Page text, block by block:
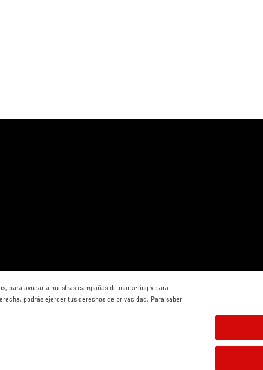
para ayudar a nuestras campañas de marketing y para
podrás ejercer tus derechos de privacidad. Para saber